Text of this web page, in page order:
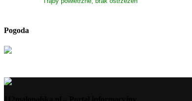
Pogoda